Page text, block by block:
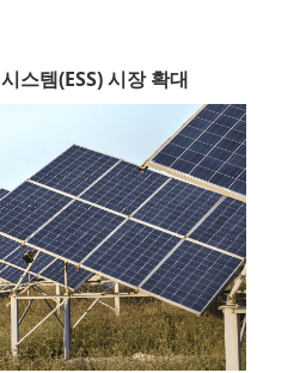
스템(ESS) 시장 확대